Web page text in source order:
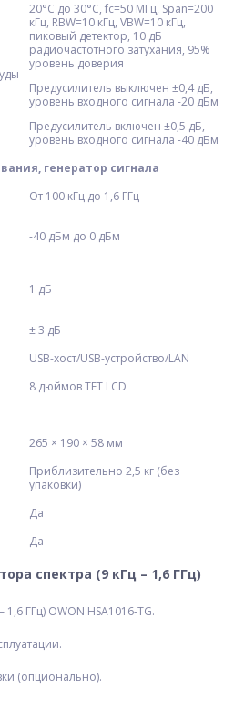
20°С до 30°С, fc=50 МГц, Span=200
кГц, RBW=10 кГц, VBW=10 кГц,
пиковый детектор, 10 дБ
радиочастотного затухания, 95%
уровень доверия
Предусилитель выключен ±0,4 дБ,
уровень входного сигнала -20 дБм
Предусилитель включен ±0,5 дБ,
уровень входного сигнала -40 дБм
генератор сигнала
От 100 кГц до 1,6 ГГц
-40 дБм до 0 дБм
1 дБ
± 3 дБ
USB-хост/USB-устройство/LAN
8 дюймов TFT LCD
265 × 190 × 58 мм
Приблизительно 2,5 кг (без
упаковки)
Да
Да
спектра (9 кГц – 1,6 ГГц)
ГГц) OWON HSA1016-TG.
(опционально).